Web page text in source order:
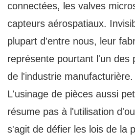
connectées, les valves
capteurs aérospatiaux.
plupart d'entre nous, leur
représente pourtant l'un des
de l'industrie manufacturière.
L'usinage de pièces aussi
résume pas à l'utilisation
s'agit de défier les lois de la